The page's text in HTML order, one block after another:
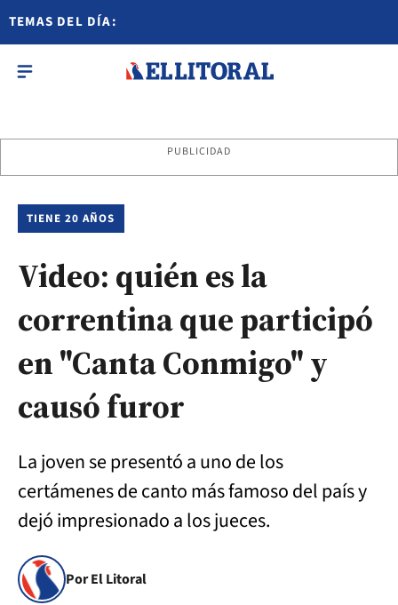
TEMAS DEL DÍA:
PUBLICIDAD
TIENE 20 AÑOS
Video: quién es la
correntina que participó
en "Canta Conmigo" y
causó furor
La joven se presentó a uno de los
certámenes de canto más famoso del país y
dejó impresionado a los jueces.
Por El Litoral